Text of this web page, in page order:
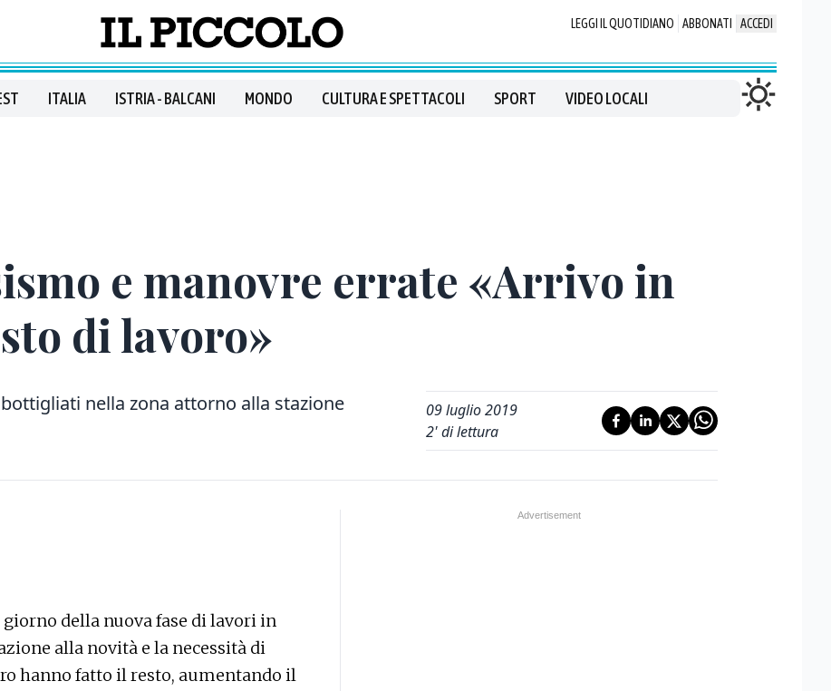
LEGGI IL QUOTIDIANO ABBONATI ACCEDI
ITALIA ISTRIA - BALCANI MONDO CULTURA E SPETTACOLI SPORT VIDEO LOCALI
e manovre errate «Arrivo in
di lavoro»
nella zona attorno alla stazione
09 luglio 2019
2' di lettura
della nuova fase di lavori in
alla novità e la necessità di
hanno fatto il resto, aumentando il